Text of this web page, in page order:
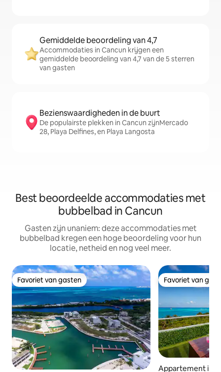
Gemiddelde beoordeling van 4,7
Accommodaties in Cancun krijgen een
gemiddelde beoordeling van 4,7 van de 5 sterren
van gasten
Bezienswaardigheden in de buurt
De populairste plekken in Cancun zijnMercado
28, Playa Delfines, en Playa Langosta
Best beoordeelde accommodaties met
bubbelbad in Cancun
Gasten zijn unaniem: deze accommodaties met
bubbelbad kregen een hoge beoordeling voor hun
locatie, netheid en nog veel meer.
Favoriet van gasten
Favoriet van gasten Favoriet van
Favoriet van
Appartement in